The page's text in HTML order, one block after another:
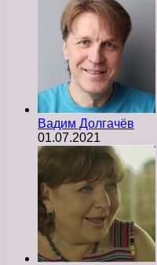
Вадим Долгачёв
01.07.2021